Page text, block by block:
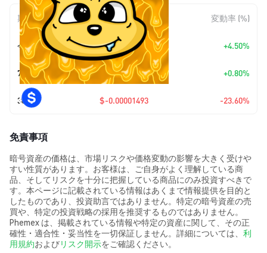
期間 金額変動 変動率 (%)
今日 +$0.00000208 +4.50%
7日 $0.00000038 +0.80%
30日 $-0.00001493 -23.60%
免責事項
暗号資産の価格は、市場リスクや価格変動の影響を大きく受けや
すい性質があります。お客様は、ご自身がよく理解している商
品、そしてリスクを十分に把握している商品にのみ投資すべきで
す。本ページに記載されている情報はあくまで情報提供を目的と
したものであり、投資助言ではありません。特定の暗号資産の売
買や、特定の投資戦略の採用を推奨するものではありません。
Phemex は、掲載されている情報や特定の資産に関して、その正
確性・適合性・妥当性を一切保証しません。詳細については、 利
用規約およびリスク開示をご確認ください。